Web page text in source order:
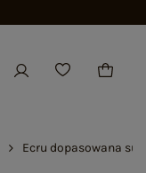
Ecru dopasowana